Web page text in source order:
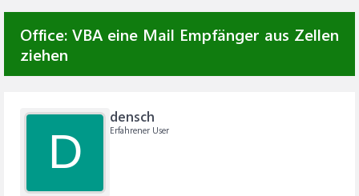
Office: VBA eine Mail Empfänger aus Zellen
ziehen
D
densch
Erfahrener User